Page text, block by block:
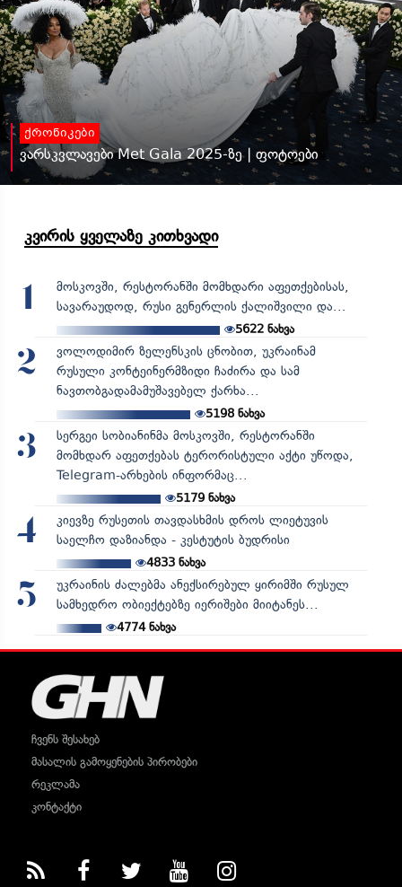
ქრონიკები
ვარსკვლავები Met Gala 2025-ზე | ფოტოები
კვირის ყველაზე კითხვადი
1
მოსკოვში, რესტორანში მომხდარი აფეთქებისას,
სავარაუდოდ, რუსი გენერლის ქალიშვილი და...
5622 ნახვა
2
ვოლოდიმირ ზელენსკის ცნობით, უკრაინამ
რუსული კონტეინერმზიდი ჩაძირა და სამ
ნავთობგადამამუშავებელ ქარხა...
5198ნახვა
3
სერგეი სობიანინმა მოსკოვში, რესტორანში
მომხდარ აფეთქებას ტერორისტული აქტი უწოდა,
Telegram-არხების ინფორმაც...
5179ნახვა
4
კიევზე რუსეთის თავდასხმის დროს ლიეტუვის
საელჩო დაზიანდა - კესტუტის ბუდრისი
4833ნახვა
5
უკრაინის ძალებმა ანექსირებულ ყირიმში რუსულ
სამხედრო ობიექტებზე იერიშები მიიტანეს...
4774ნახვა
ჩვენს შესახებ
მასალის გამოყენების პირობები
რეკლამა
კონტაქტი